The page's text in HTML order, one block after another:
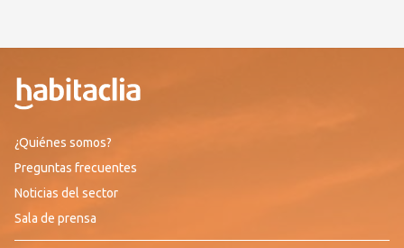
¿Quiénes somos?
Preguntas frecuentes
Noticias del sector
Sala de prensa